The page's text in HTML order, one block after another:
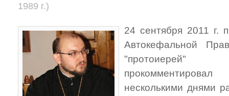
1989 г.)
24 сентября 2011 г.
Автокефальной
"протоиерей"
несколькими днями